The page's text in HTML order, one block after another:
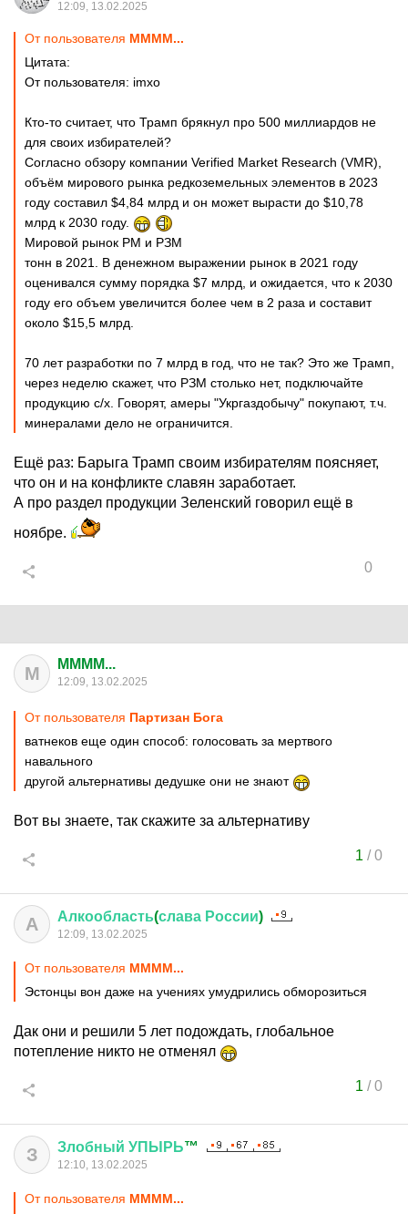
12:09, 13.02.2025
От пользователя MMMM...
Цитата:
От пользователя: imxo
Кто-то считает, что Трамп брякнул про 500 миллиардов не
для своих избирателей?
Согласно обзору компании Verified Market Research (VMR),
объём мирового рынка редкоземельных элементов в 2023
году составил $4,84 млрд и он может вырасти до $10,78
млрд к 2030 году.
Мировой рынок РМ и РЗМ
тонн в 2021. В денежном выражении рынок в 2021 году
оценивался сумму порядка $7 млрд, и ожидается, что к 2030
году его объем увеличится более чем в 2 раза и составит
около $15,5 млрд.
70 лет разработки по 7 млрд в год, что не так? Это же Трамп,
через неделю скажет, что РЗМ столько нет, подключайте
продукцию с/х. Говорят, амеры "Укргаздобычу" покупают, т.ч.
минералами дело не ограничится.
Ещё раз: Барыга Трамп своим избирателям поясняет,
что он и на конфликте славян заработает.
А про раздел продукции Зеленский говорил ещё в
ноябре.
0
M MMMM...
12:09, 13.02.2025
От пользователя Партизан Бога
ватнеков еще один способ: голосовать за мертвого
навального
другой альтернативы дедушке они не знают
Вот вы знаете, так скажите за альтернативу
1 /0
А Алкообласть(слава России)
12:09, 13.02.2025
От пользователя MMMM...
Эстонцы вон даже на учениях умудрились обморозиться
Дак они и решили 5 лет подождать, глобальное
потепление никто не отменял
1 /0
З Злобный УПЫРЬ™
12:10, 13.02.2025
От пользователя MMMM...